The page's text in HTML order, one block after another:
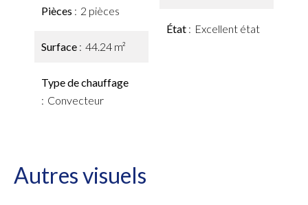
Pièces 2 pièces
Surface 44.24 m²
Type de chauffage
Convecteur
État Excellent état
Autres visuels